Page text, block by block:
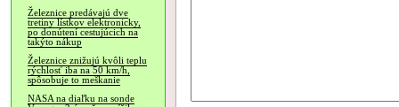
Železnice predávajú dve
tretiny lístkov elektronicky,
po donútení cestujúcich na
takýto nákup
Železnice znižujú kvôli teplu
rýchlosť iba na 50 km/h,
spôsobuje to meškanie
NASA na diaľku na sonde